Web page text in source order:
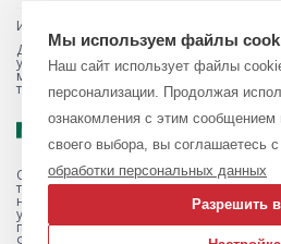
Информация на сайте не является
Для получения подробной
указанных товаров и (или) услуг,
менеджеру сайта с помощью
телефону 8 (423) 201-25-05
Обращаем ваше внимание на то, что
также вся информация о товарах и
носит исключительно информационный
условиях не является публичной
положениями Статьи 437
Мы используем файлы
Наш сайт использует файлы
персонализации. Продолжая
ознакомления с этим сообщением
своего выбора, вы соглашаетесь
обработки персональных данных
Разрешить